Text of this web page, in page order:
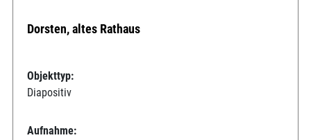
Dorsten, altes Rathaus
Objekttyp:
Diapositiv
Aufnahme: